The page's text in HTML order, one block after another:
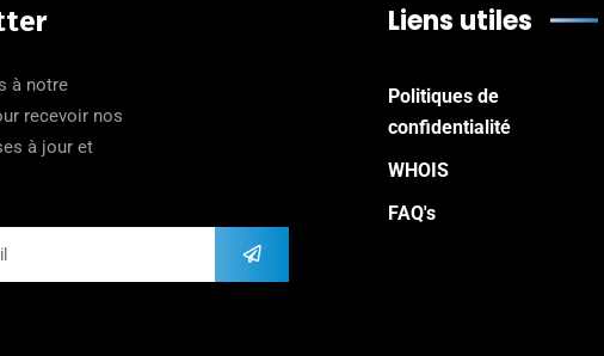
à notre
recevoir nos
à jour et
Liens utiles
Politiques de
confidentialité
WHOIS
FAQ's